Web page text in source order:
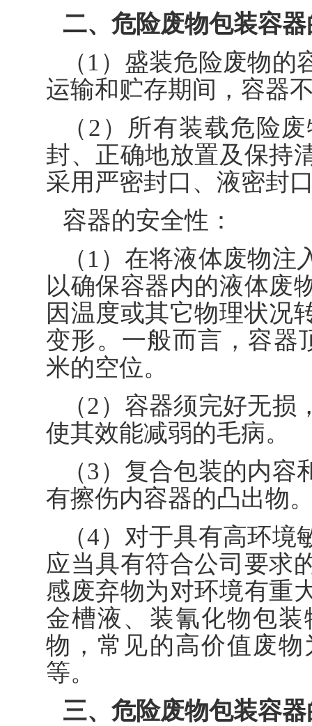
二、危险废物包装容
（1）盛装危险废物
运输和贮存期间，容器
（2）所有装载危险
封、正确地放置及保持
采用严密封口、液密封
容器的安全性：
（1）在将液体废物
以确保容器内的液体废
因温度或其它物理状况
变形。一般而言，容器
米的空位。
（2）容器须完好无
使其效能减弱的毛病。
（3）复合包装的内
有擦伤内容器的凸出物
（4）对于具有高环
应当具有符合公司要求
感废弃物为对环境有重
金槽液、装氰化物包
物，常见的高价值废
等。
三、危险废物包装容